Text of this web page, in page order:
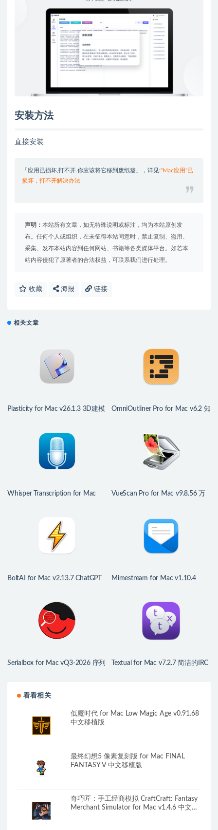
安装方法
直接安装
「应用已损坏,打不开.你应该将它移到废纸篓」，详见:“Mac应用”已
损坏，打不开解决办法
声明： 本站所有文章，如无特殊说明或标注，均为本站原创发
布。任何个人或组织，在未征得本站同意时，禁止复制、盗用、
采集、发布本站内容到任何网站、书籍等各类媒体平台。如若本
站内容侵犯了原著者的合法权益，可联系我们进行处理。
收藏 海报 链接
相关文章
Plasticity for Mac v26.1.3 3D建模
OmniOutliner Pro for Mac v6.2 知
Whisper Transcription for Mac
VueScan Pro for Mac v9.8.56 万
BoltAI for Mac v2.13.7 ChatGPT
Mimestream for Mac v1.10.4
Serialbox for Mac vQ3-2026 序列
Textual for Mac v7.2.7 简洁的IRC
看看相关
低魔时代 for Mac Low Magic Age v0.91.68
中文移植版
最终幻想5 像素复刻版 for Mac FINAL
FANTASY V 中文移植版
奇巧匠：手工经商模拟 CraftCraft: Fantasy
Merchant Simulator for Mac v1.4.6 中文原